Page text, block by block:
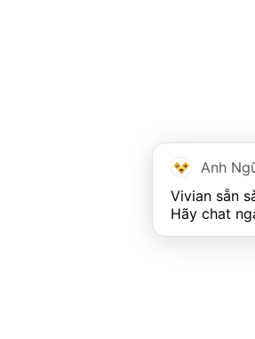
Anh
Vivian sẵn
Hãy chat